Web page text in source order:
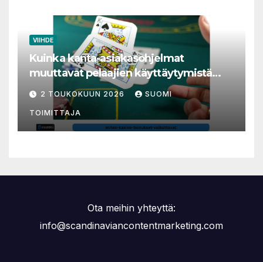
VIIHDE
Kuinka kanta-asiakasohjelmat
muuttavat pelaajien käyttäytymistä
nettikasinoilla
2 TOUKOKUUN 2026 SUOMI
TOIMITTAJA
Ota meihin yhteyttä:
info@scandinaviancontentmarketing.com